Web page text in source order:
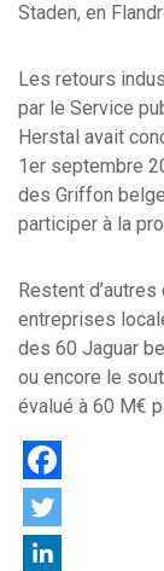
Staden, en
Les retours
par le Service
Herstal avait
1er septembre
des Griffon
participer à la
Restent
entreprises
des 60 Jaguar
ou encore le
évalué à 60 M€